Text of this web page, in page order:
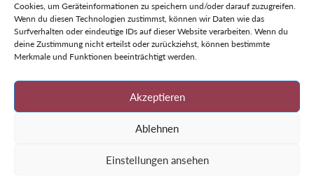
Cookies, um Geräteinformationen zu speichern und/oder darauf zuzugreifen.
Wenn du diesen Technologien zustimmst, können wir Daten wie das
Surfverhalten oder eindeutige IDs auf dieser Website verarbeiten. Wenn du
deine Zustimmung nicht erteilst oder zurückziehst, können bestimmte
Merkmale und Funktionen beeinträchtigt werden.
Akzeptieren
Ablehnen
Einstellungen ansehen
IMPRESSUM